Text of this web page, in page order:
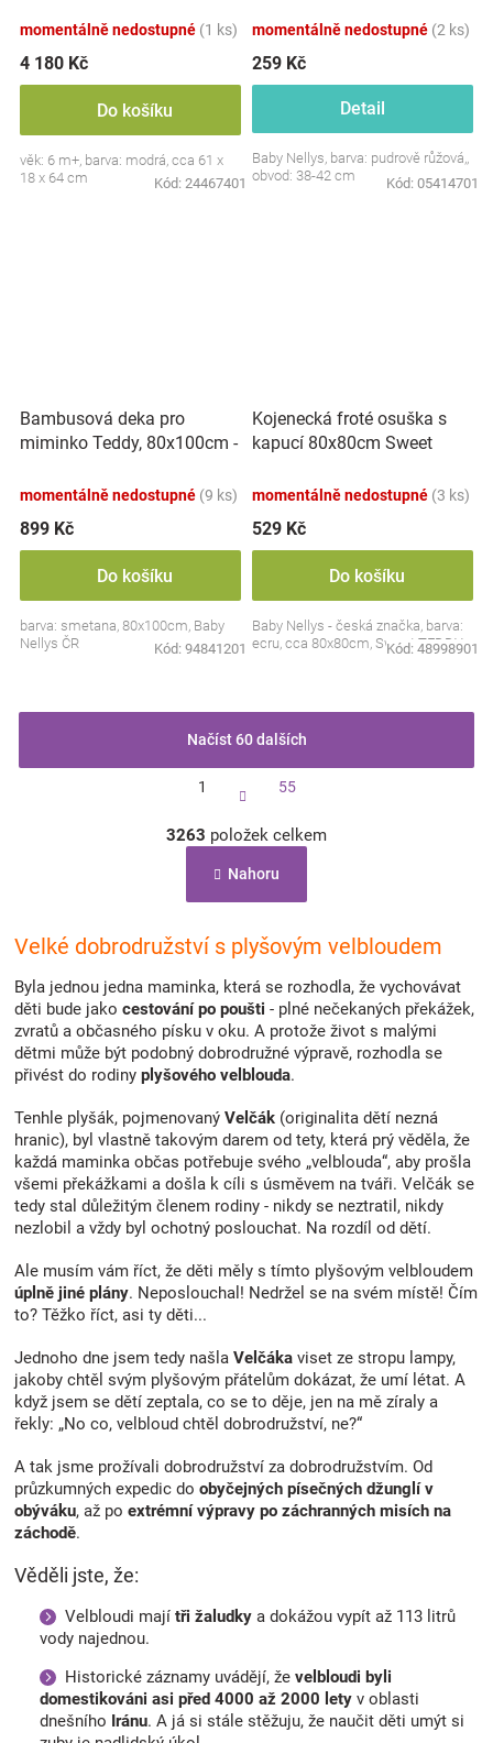
momentálně nedostupné (1 ks)
4 180 Kč
Do košíku
věk: 6 m+, barva: modrá, cca 61 x
18 x 64 cm
Kód: 24467401
růžová, 80/98
momentálně nedostupné (2 ks)
259 Kč
Detail
Baby Nellys, barva: pudrově růžová,,
obvod: 38-42 cm
Kód: 05414701
Bambusová deka pro
miminko Teddy, 80x100cm -
momentálně nedostupné (9 ks)
899 Kč
Do košíku
barva: smetana, 80x100cm, Baby
Nellys ČR
Kód: 94841201
Kojenecká froté osuška s
kapucí 80x80cm Sweet
momentálně nedostupné (3 ks)
529 Kč
Do košíku
Baby Nellys - česká značka, barva:
ecru, cca 80x80cm, Sweet TEDDY
Kód: 48998901
v
á
d
c
í
p
r
v
k
y
v
ý
p
i
s
u
Načíst 60 dalších
t
á
n
k
v
n
í
1 55
3263 položek celkem
Nahoru
Velké dobrodružství s plyšovým velbloudem
Byla jednou jedna maminka, která se rozhodla, že vychovávat
děti bude jako cestování po poušti - plné nečekaných překážek,
zvratů a občasného písku v oku. A protože život s malými
dětmi může být podobný dobrodružné výpravě, rozhodla se
přivést do rodiny plyšového velblouda.
Tenhle plyšák, pojmenovaný Velčák (originalita dětí nezná
hranic), byl vlastně takovým darem od tety, která prý věděla, že
každá maminka občas potřebuje svého „velblouda“, aby prošla
všemi překážkami a došla k cíli s úsměvem na tváři. Velčák se
tedy stal důležitým členem rodiny - nikdy se neztratil, nikdy
nezlobil a vždy byl ochotný poslouchat. Na rozdíl od dětí.
Ale musím vám říct, že děti měly s tímto plyšovým velbloudem
úplně jiné plány. Neposlouchal! Nedržel se na svém místě! Čím
to? Těžko říct, asi ty děti...
Jednoho dne jsem tedy našla Velčáka viset ze stropu lampy,
jakoby chtěl svým plyšovým přátelům dokázat, že umí létat. A
když jsem se dětí zeptala, co se to děje, jen na mě zíraly a
řekly: „No co, velbloud chtěl dobrodružství, ne?“
A tak jsme prožívali dobrodružství za dobrodružstvím. Od
průzkumných expedic do obyčejných písečných džunglí v
obýváku, až po extrémní výpravy po záchranných misích na
záchodě.
Věděli jste, že:
Velbloudi mají tři žaludkya dokážou vypít až 113 litrů
vody najednou.
Historické záznamy uvádějí, že velbloudi byli
domestikováni asi před 4000 až 2000 letyv oblasti
dnešního Iránu. A já si stále stěžuju, že naučit děti umýt si